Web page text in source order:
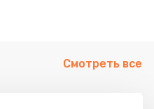
Смотреть все